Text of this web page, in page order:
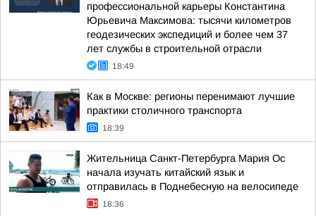
профессиональной карьеры Константина
Юрьевича Максимова: тысячи километров
геодезических экспедиций и более чем 37
лет службы в строительной отрасли
18:49
Как в Москве: регионы перенимают лучшие
практики столичного транспорта
18:39
Жительница Санкт-Петербурга Мария Ос
начала изучать китайский язык и
отправилась в Поднебесную на велосипеде
18:36